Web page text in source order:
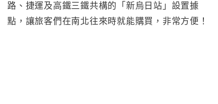
路、捷運及高鐵三鐵共構的「新烏日站」設置據
點，讓旅客們在南北往來時就能購買，非常方便！